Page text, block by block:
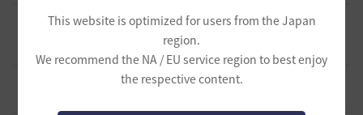
This website is optimized for users from the Japan
region.
We recommend the NA / EU service region to best enjoy
the respective content.
[意見掲示板] 運営体制について感じている懸念（ガイドライ
ン整備・監査体制・対応の一貫性）
浅井ジークフリード配信者 3 時間前
初心者向け労働者システムの基礎